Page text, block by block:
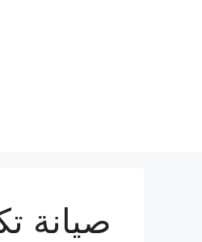
صيانة